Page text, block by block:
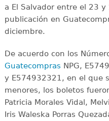
a El Salvador entre el 23
publicación en
diciembre.
De acuerdo con los
Guatecompras NPG,
y E574932321, en el que
menores, los boletos
Patricia Morales Vidal,
Iris Waleska Porras